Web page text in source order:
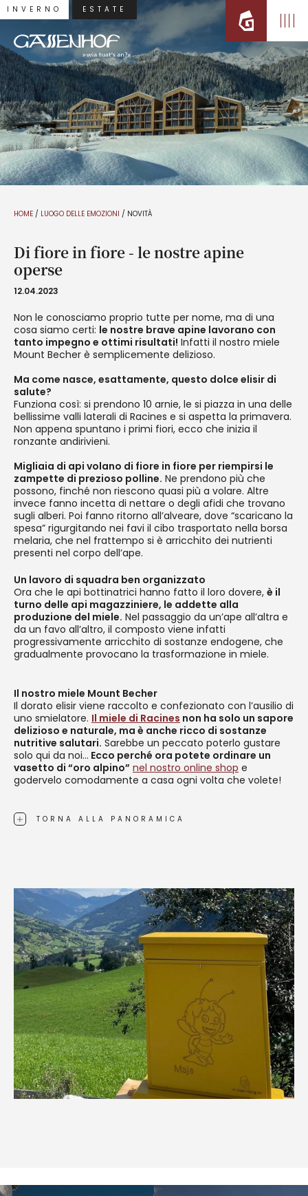
INVERNO ESTATE
HOME / LUOGO DELLE EMOZIONI / NOVITÀ
Di fiore in fiore - le nostre apine
operse
12.04.2023
Non le conosciamo proprio tutte per nome, ma di una
cosa siamo certi: le nostre brave apine lavorano con
tanto impegno e ottimi risultati! Infatti il nostro miele
Mount Becher è semplicemente delizioso.
Ma come nasce, esattamente, questo dolce elisir di
salute?
Funziona così: si prendono 10 arnie, le si piazza in una delle
bellissime valli laterali di Racines e si aspetta la primavera.
Non appena spuntano i primi fiori, ecco che inizia il
ronzante andirivieni.
Migliaia di api volano di fiore in fiore per riempirsi le
zampette di prezioso polline. Ne prendono più che
possono, finché non riescono quasi più a volare. Altre
invece fanno incetta di nettare o degli afidi che trovano
sugli alberi. Poi fanno ritorno all’alveare, dove “scaricano la
spesa” rigurgitando nei favi il cibo trasportato nella borsa
melaria, che nel frattempo si è arricchito dei nutrienti
presenti nel corpo dell’ape.
Un lavoro di squadra ben organizzato
Ora che le api bottinatrici hanno fatto il loro dovere, è il
turno delle api magazziniere, le addette alla
produzione del miele. Nel passaggio da un’ape all’altra e
da un favo all’altro, il composto viene infatti
progressivamente arricchito di sostanze endogene, che
gradualmente provocano la trasformazione in miele.
Il nostro miele Mount Becher
Il dorato elisir viene raccolto e confezionato con l’ausilio di
uno smielatore. Il miele di Racines non ha solo un sapore
delizioso e naturale, ma è anche ricco di sostanze
nutritive salutari. Sarebbe un peccato poterlo gustare
solo qui da noi… Ecco perché ora potete ordinare un
vasetto di “oro alpino” nel nostro online shop e
godervelo comodamente a casa ogni volta che volete!
TORNA ALLA PANORAMICA